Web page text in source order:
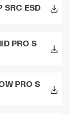
SRC ESD
PRO S
PRO S